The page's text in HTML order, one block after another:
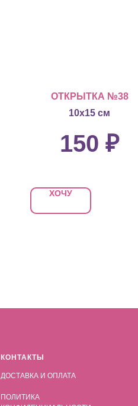
ОТКРЫТКА №38
10х15 см
150 ₽
ХОЧУ
КОНТАКТЫ
ДОСТАВКА И ОПЛАТА
ПОЛИТИКА